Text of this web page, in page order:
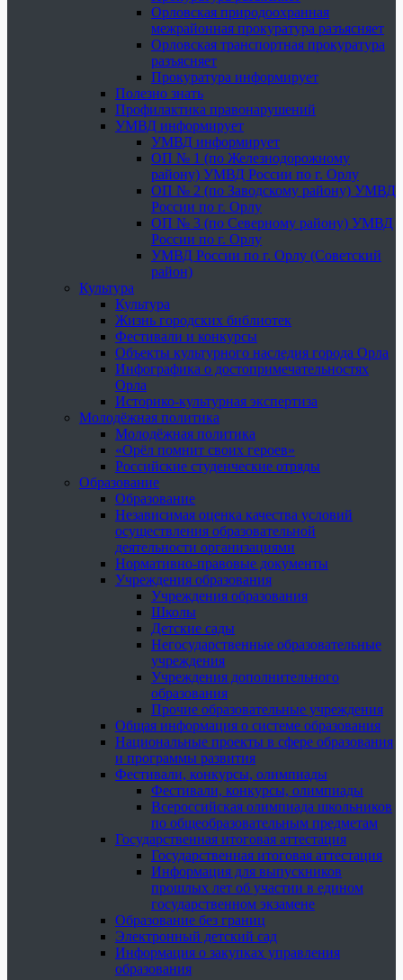
Орловская природоохранная
межрайонная прокуратура разъясняет
Орловская транспортная прокуратура
разъясняет
Прокуратура информирует
Полезно знать
Профилактика правонарушений
УМВД информирует
УМВД информирует
ОП № 1 (по Железнодорожному
району) УМВД России по г. Орлу
ОП № 2 (по Заводскому району) УМВД
России по г. Орлу
ОП № 3 (по Северному району) УМВД
России по г. Орлу
УМВД России по г. Орлу (Советский
район)
Культура
Культура
Жизнь городских библиотек
Фестивали и конкурсы
Объекты культурного наследия города Орла
Инфографика о достопримечательностях
Орла
Историко-культурная экспертиза
Молодёжная политика
Молодёжная политика
«Орёл помнит своих героев»
Российские студенческие отряды
Образование
Образование
Независимая оценка качества условий
осуществления образовательной
деятельности организациями
Нормативно-правовые документы
Учреждения образования
Учреждения образования
Школы
Детские сады
Негосударственные образовательные
учреждения
Учреждения дополнительного
образования
Прочие образовательные учреждения
Общая информация о системе образования
Национальные проекты в сфере образования
и программы развития
Фестивали, конкурсы, олимпиады
Фестивали, конкурсы, олимпиады
Всероссийская олимпиада школьников
по общеобразовательным предметам
Государственная итоговая аттестация
Государственная итоговая аттестация
Информация для выпускников
прошлых лет об участии в едином
государственном экзамене
Образование без границ
Электронный детский сад
Информация о закупках управления
образования